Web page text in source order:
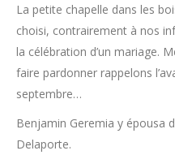
La petite chapelle dans les
choisi, contrairement à nos
la célébration d’un mariage.
faire pardonner rappelons
septembre…
Benjamin Geremia y épousa
Delaporte.